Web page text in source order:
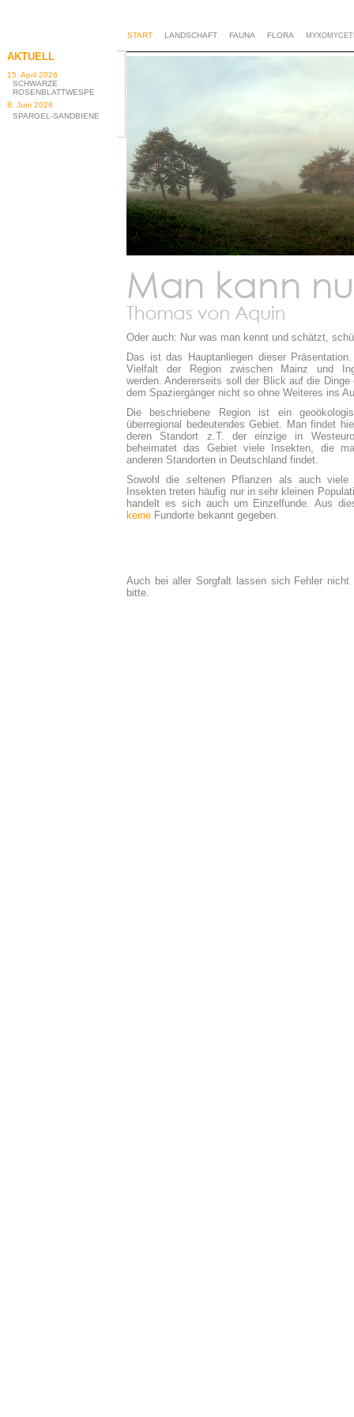
Oder auch: Nur was man kennt und schätzt,
Das ist das Hauptanliegen dieser
Vielfalt der Region zwischen Mainz und
werden. Andererseits soll der Blick auf die Dinge
dem Spaziergänger nicht so ohne Weiteres ins
Die beschriebene Region ist ein
überregional bedeutendes Gebiet. Man findet
deren Standort z.T. der einzige in
beheimatet das Gebiet viele Insekten, die
anderen Standorten in Deutschland findet.
Sowohl die seltenen Pflanzen als auch viele
Insekten treten häufig nur in sehr kleinen
handelt es sich auch um Einzelfunde. Aus
keine Fundorte bekannt gegeben.
Auch bei aller Sorgfalt lassen sich Fehler nicht
bitte.